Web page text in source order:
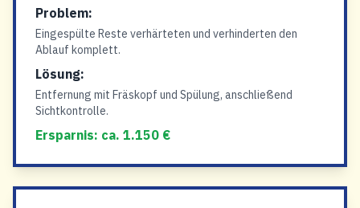
Problem:
Eingespülte Reste verhärteten und verhinderten den
Ablauf komplett.
Lösung:
Entfernung mit Fräskopf und Spülung, anschließend
Sichtkontrolle.
Ersparnis: ca. 1.150 €